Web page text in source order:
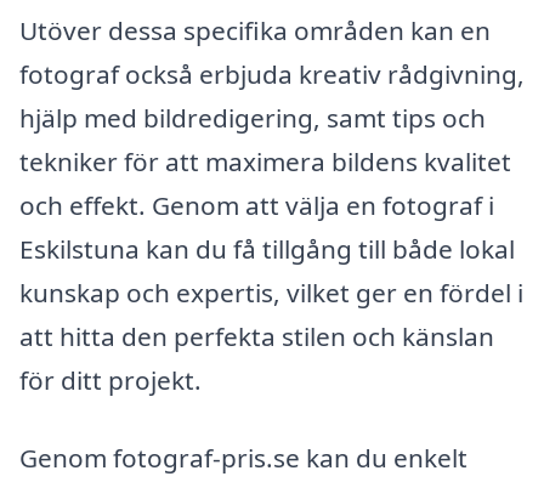
Utöver dessa specifika områden kan en
fotograf också erbjuda kreativ rådgivning,
hjälp med bildredigering, samt tips och
tekniker för att maximera bildens kvalitet
och effekt. Genom att välja en fotograf i
Eskilstuna kan du få tillgång till både lokal
kunskap och expertis, vilket ger en fördel i
att hitta den perfekta stilen och känslan
för ditt projekt.
Genom fotograf-pris.se kan du enkelt